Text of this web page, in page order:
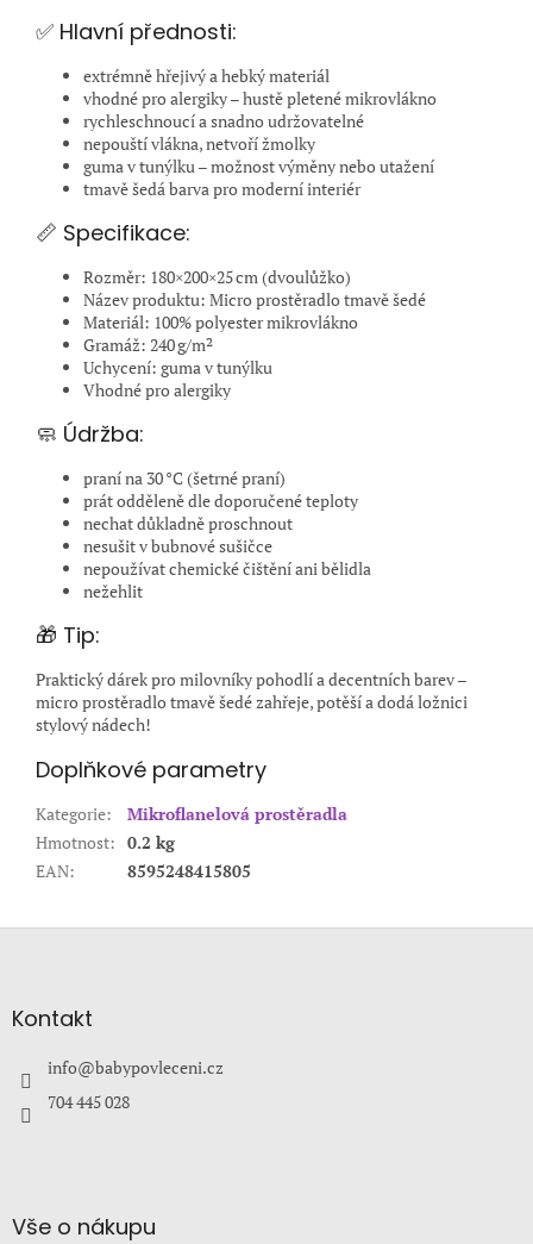
✅ Hlavní přednosti:
extrémně hřejivý a hebký materiál
vhodné pro alergiky – hustě pletené mikrovlákno
rychleschnoucí a snadno udržovatelné
nepouští vlákna, netvoří žmolky
guma v tunýlku – možnost výměny nebo utažení
tmavě šedá barva pro moderní interiér
📏 Specifikace:
Rozměr: 180×200×25 cm (dvoulůžko)
Název produktu: Micro prostěradlo tmavě šedé
Materiál: 100% polyester mikrovlákno
Gramáž: 240 g/m²
Uchycení: guma v tunýlku
Vhodné pro alergiky
🧼 Údržba:
praní na 30 °C (šetrné praní)
prát odděleně dle doporučené teploty
nechat důkladně proschnout
nesušit v bubnové sušičce
nepoužívat chemické čištění ani bělidla
nežehlit
🎁 Tip:
Praktický dárek pro milovníky pohodlí a decentních barev –
micro prostěradlo tmavě šedé zahřeje, potěší a dodá ložnici
stylový nádech!
Doplňkové parametry
Kategorie:
Mikroflanelová prostěradla
Hmotnost: 0.2 kg
EAN: 8595248415805
aKontakt
info@babypovleceni.cz
704 445 028
Vše o nákupu